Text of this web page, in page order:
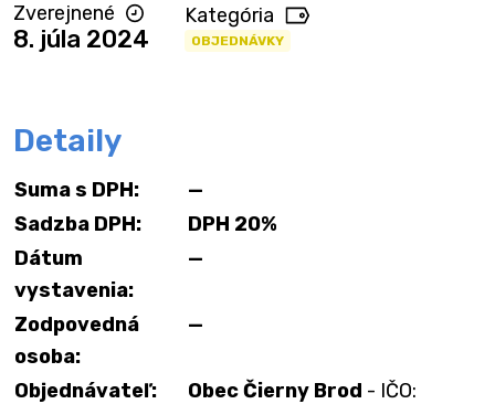
Zverejnené
8. júla 2024
Kategória
OBJEDNÁVKY
Detaily
Suma s DPH:
—
Sadzba DPH:
DPH 20%
Dátum
vystavenia:
—
Zodpovedná
osoba:
—
Objednávateľ: Obec Čierny Brod - IČO: